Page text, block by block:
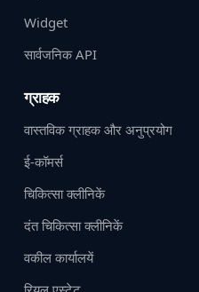
Widget
सार्वजनिक API
ग्राहक
वास्तविक ग्राहक और अनुप्रयोग
ई-कॉमर्स
चिकित्सा क्लीनिकें
दंत चिकित्सा क्लीनिकें
वकील कार्यालयें